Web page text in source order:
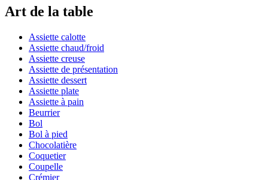
Art de la table
Assiette calotte
Assiette chaud/froid
Assiette creuse
Assiette de présentation
Assiette dessert
Assiette plate
Assiette à pain
Beurrier
Bol
Bol à pied
Chocolatière
Coquetier
Coupelle
Crémier